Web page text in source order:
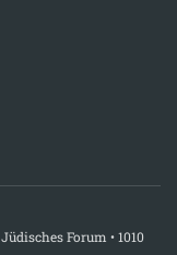
Forum • 1010